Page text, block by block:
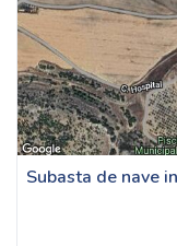
Subasta de nave